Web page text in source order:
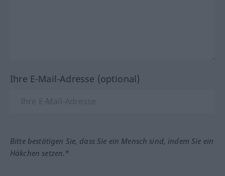
Ihre E-Mail-Adresse (optional)
Bitte bestätigen Sie, dass Sie ein Mensch sind, indem Sie ein
Häkchen setzen.*